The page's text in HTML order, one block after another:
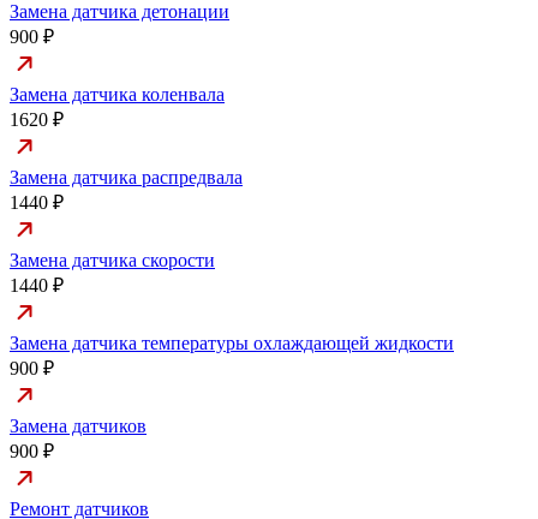
Замена датчика детонации
900 ₽
Замена датчика коленвала
1620 ₽
Замена датчика распредвала
1440 ₽
Замена датчика скорости
1440 ₽
Замена датчика температуры охлаждающей жидкости
900 ₽
Замена датчиков
900 ₽
Ремонт датчиков